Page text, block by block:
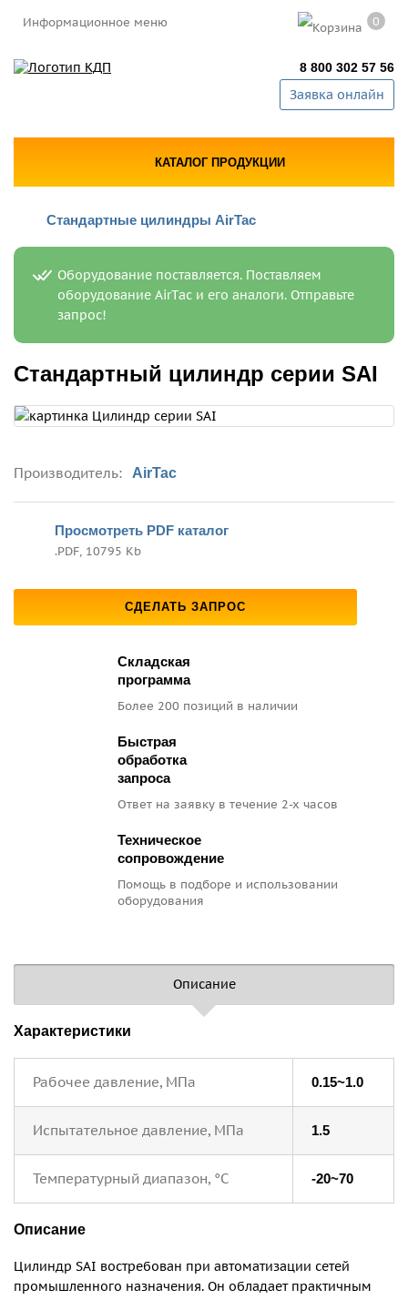
Информационное меню 0
8 800 302 57 56
Заявка онлайн
КАТАЛОГ ПРОДУКЦИИ
Стандартные цилиндры AirTac
Оборудование поставляется. Поставляем
оборудование AirTac и его аналоги. Отправьте
запрос!
Стандартный цилиндр серии SAI
Производитель: AirTac
Просмотреть PDF каталог
.PDF, 10795 Kb
СДЕЛАТЬ ЗАПРОС
Складская
программа
Более 200 позиций в наличии
Быстрая
обработка
запроса
Ответ на заявку в течение 2-х часов
Техническое
сопровождение
Помощь в подборе и использовании
оборудования
Описание
Характеристики
Рабочее давление, МПа 0.15~1.0
Испытательное давление, МПа 1.5
Температурный диапазон, °C -20~70
Описание
Цилиндр SAI востребован при автоматизации сетей
промышленного назначения. Он обладает практичным